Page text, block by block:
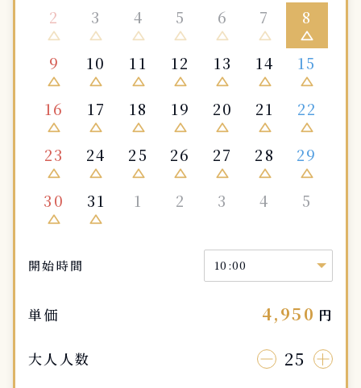
2
change_history
3
change_history
4
change_history
5
change_history
6
change_history
7
change_history
8
change_history
9
change_history
10
change_history
11
change_history
12
change_history
13
change_history
14
change_history
15
change_history
16
change_history
17
change_history
18
change_history
19
change_history
20
change_history
21
change_history
22
change_history
23
change_history
24
change_history
25
change_history
26
change_history
27
change_history
28
change_history
29
change_history
30
change_history
31
change_history
1 2 3 4 5
開始時間
単価 4,950 円
大人人数 25